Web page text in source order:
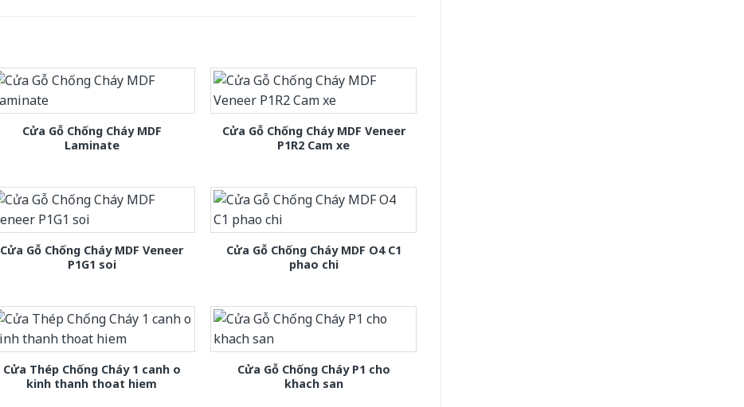
Cửa Gỗ Chống Cháy MDF
Laminate
Cửa Gỗ Chống Cháy MDF Veneer
P1R2 Cam xe
Cửa Gỗ Chống Cháy MDF Veneer
P1G1 soi
Cửa Gỗ Chống Cháy MDF O4 C1
phao chi
Cửa Thép Chống Cháy 1 canh o
kinh thanh thoat hiem
Cửa Gỗ Chống Cháy P1 cho
khach san